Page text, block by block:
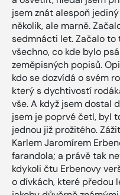
jsem znát alespoň
několik, ale marně.
sedmnácti let. Začalo to
všechno, co kde bylo
zeměpisných popisů.
kdo se dozvídá o svém
který s dychtivostí
vše. A když jsem dostal
jsem je poprvé četl, byl
jednou již prožitého.
Karlem Jaromírem
farandola; a právě tak
kdykoli čtu Erbenovy
o dívkách, které předou